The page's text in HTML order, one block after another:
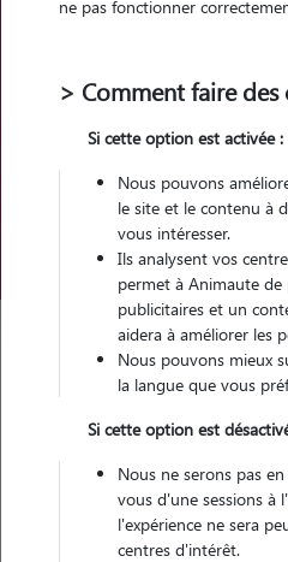
Pour
Trouver
Garde d'animaux
La maladie inflammatoire
Catégories de cette pageSanté
Article publié le 18/07/2025 et mis à jour
ne pas fonctionner
> Comment faire des
Si cette option est activée :
Nous pouvons
le site et le contenu à
vous intéresser.
Ils analysent vos
permet à Animaute
publicitaires et un
aidera à améliorer les
Nous pouvons mieux
la langue que vous
Si cette option est
Nous ne serons pas
vous d'une sessions à
l'expérience ne sera
centres d'intérêt.